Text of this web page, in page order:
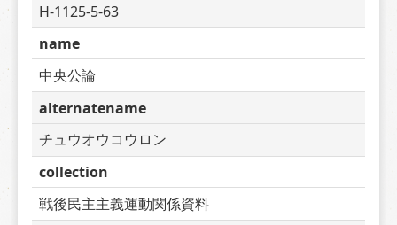
H-1125-5-63
name
中央公論
alternatename
チュウオウコウロン
collection
戦後民主主義運動関係資料